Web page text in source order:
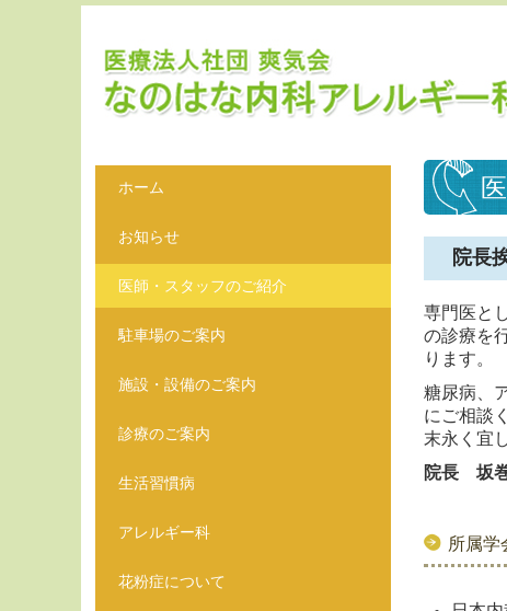
ホーム
お知らせ
医師・スタッフのご紹介
駐車場のご案内
施設・設備のご案内
診療のご案内
生活習慣病
アレルギー科
花粉症について
院長
専門医と
の診療を
ります。
糖尿病、
にご相談
末永く宜
院長 坂
所属学